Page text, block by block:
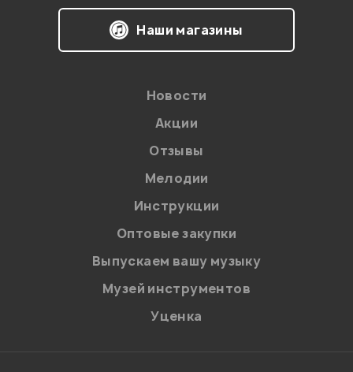
на обработку персональных данных в
Политикой в отношении обработки
персональных данных.
Введите проверочное число:
Наши магазины
Новости
Акции
Отзывы
Мелодии
Инструкции
Оптовые закупки
Выпускаем вашу музыку
Музей инструментов
Уценка